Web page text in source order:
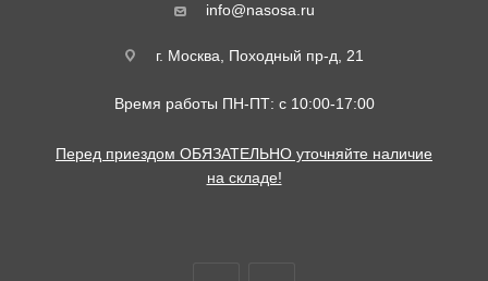
info@nasosa.ru
г. Москва, Походный пр-д, 21
Время работы ПН-ПТ: с 10:00-17:00
Перед приездом ОБЯЗАТЕЛЬНО уточняйте наличие
на складе!